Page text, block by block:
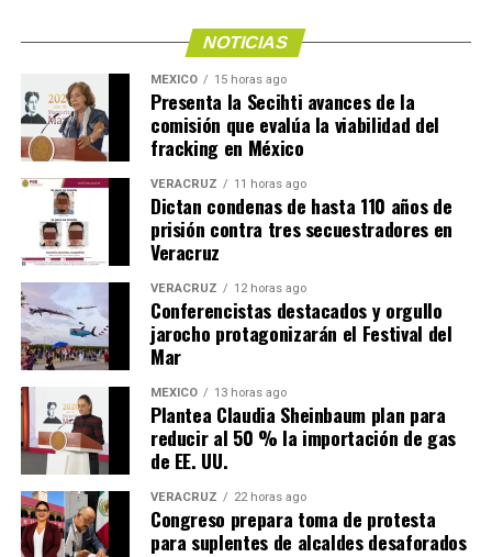
NOTICIAS
MÉXICO 15 horas ago
Presenta la Secihti avances de la
comisión que evalúa la viabilidad del
fracking en México
VERACRUZ 11 horas ago
Dictan condenas de hasta 110 años de
prisión contra tres secuestradores en
Veracruz
VERACRUZ 12 horas ago
Conferencistas destacados y orgullo
jarocho protagonizarán el Festival del
Mar
MÉXICO 13 horas ago
Plantea Claudia Sheinbaum plan para
reducir al 50 % la importación de gas
de EE. UU.
VERACRUZ 22 horas ago
Congreso prepara toma de protesta
para suplentes de alcaldes desaforados